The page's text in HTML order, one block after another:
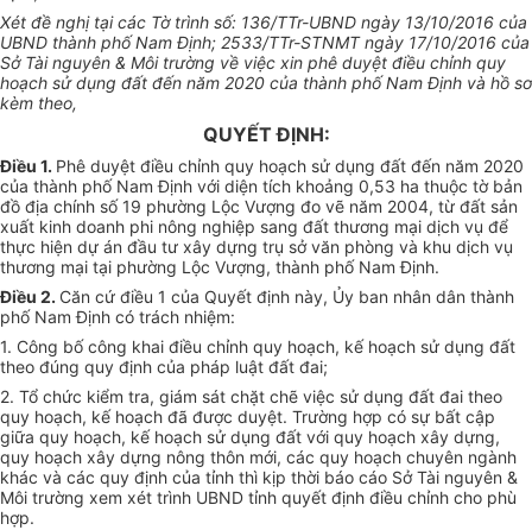
Xét đề nghị tại các Tờ trình số: 136/TTr-UBND ngày 13/10/2016 của
UBND thành phố Nam Định; 2533/TTr-STNMT ngày 17/10/2016 của
Sở Tài nguyên & Môi trường về việc xin phê duyệt điều chỉnh quy
hoạch sử dụng đất đến năm 2020 của thành phố Nam Định và hồ sơ
kèm theo,
QUYẾT ĐỊNH:
Điều 1. Phê duyệt điều chỉnh quy hoạch sử dụng đất đến năm 2020
của thành phố Nam Định với diện tích khoảng 0,53 ha thuộc tờ bản
đồ địa chính số 19 phường Lộc Vượng đo vẽ năm 2004, từ đất sản
xuất kinh doanh phi nông nghiệp sang đất thương mại dịch vụ để
thực hiện dự án đầu tư xây dựng trụ sở văn phòng và khu dịch vụ
thương mại tại phường Lộc Vượng, thành phố Nam Định.
Điều 2. Căn cứ điều 1 của Quyết định này, Ủy ban nhân dân thành
phố Nam Định có trách nhiệm:
1. Công bố công khai điều chỉnh quy hoạch, kế hoạch sử dụng đất
theo đúng quy định của pháp luật đất đai;
2. Tổ chức kiểm tra, giám sát chặt chẽ việc sử dụng đất đai theo
quy hoạch, kế hoạch đã được duyệt. Trường hợp có sự bất cập
giữa quy hoạch, kế hoạch sử dụng đất với quy hoạch xây dựng,
quy hoạch xây dựng nông thôn mới, các quy hoạch chuyên ngành
khác và các quy định của tỉnh thì kịp thời báo cáo Sở Tài nguyên &
Môi trường xem xét trình UBND tỉnh quyết định điều chỉnh cho phù
hợp.